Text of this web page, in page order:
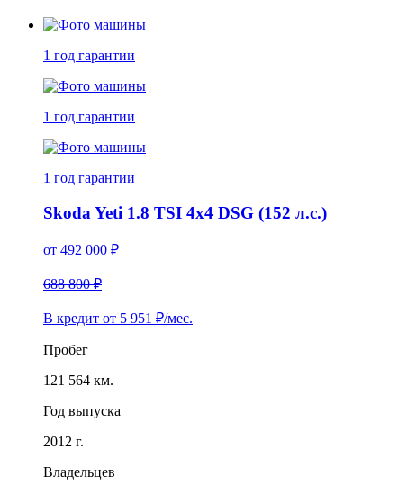
1 год гарантии
1 год гарантии
1 год гарантии
Skoda Yeti 1.8 TSI 4x4 DSG (152 л.с.)
от 492 000 ₽
688 800 ₽
В кредит от 5 951 ₽/мес.
Пробег
121 564 км.
Год выпуска
2012 г.
Владельцев